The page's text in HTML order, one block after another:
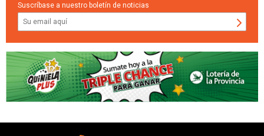
Suscríbase a nuestro boletín de noticias